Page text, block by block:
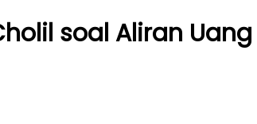
soal Aliran Uang